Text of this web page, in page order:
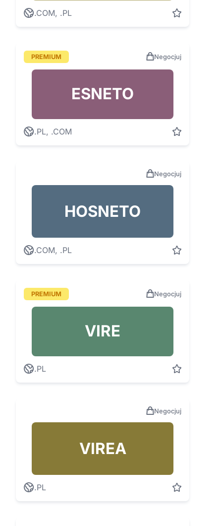
.COM, .PL
PREMIUM Negocjuj
ESNETO
.PL, .COM
Negocjuj
HOSNETO
.COM, .PL
PREMIUM Negocjuj
VIRE
.PL
Negocjuj
VIREA
.PL